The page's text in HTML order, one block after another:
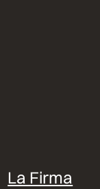
La Firma